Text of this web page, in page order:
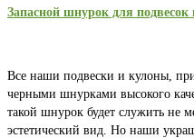
Запасной шнурок для подвесок
Все наши подвески и кулоны,
черными шнурками высокого
такой шнурок будет служить не
эстетический вид. Но наши